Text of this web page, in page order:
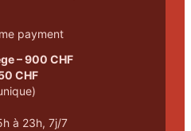
payment
– 900 CHF
CHF
à 23h, 7j/7